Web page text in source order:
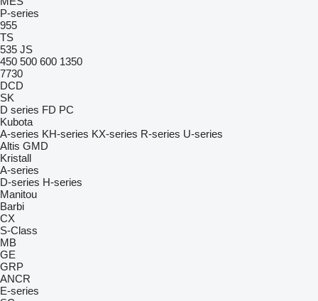
P-series
955
TS
535 JS
450 500 600 1350
7730
DCD
SK
D series FD PC
Kubota
A-series KH-series KX-series R-series U-series
Altis GMD
Kristall
A-series
D-series H-series
Manitou
Barbi
CX
S-Class
MB
GE
GRP
ANCR
E-series